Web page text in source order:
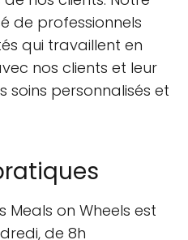
de professionnels
qui travaillent en
nos clients et leur
soins personnalisés et
Meals on Wheels est
de 8h